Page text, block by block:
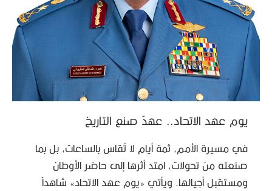
يوم عهد الاتحاد.. عهدٌ صنع التاريخ
في مسيرة الأمم، ثمة أيام لا تُقاس بالساعات، بل بما
صنعته من تحولات، امتد أثرها إلى حاضر الأوطان
ومستقبل أجيالها. ويأتي «يوم عهد الاتحاد» شاهداً